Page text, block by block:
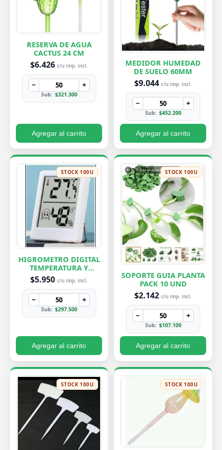
RESERVA DE AGUA
CACTUS 24 CM
$6.426 c/u imp. incl.
− +
Sub: $321.300
Agregar al carrito
MEDIDOR HUMEDAD
DE SUELO 60MM
$9.044 c/u imp. incl.
− +
Sub: $452.200
Agregar al carrito
STOCK 100U
HIGROMETRO DIGITAL
TEMPERATURA Y
HUMEDAD
$5.950 c/u imp. incl.
− +
Sub: $297.500
Agregar al carrito
STOCK 100U
SOPORTE GUIA PLANTA
PACK 10 UND
$2.142 c/u imp. incl.
− +
Sub: $107.100
Agregar al carrito
STOCK 100U STOCK 100U